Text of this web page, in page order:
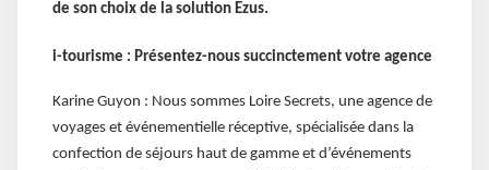
de son choix de la solution Ezus.
i-tourisme : Présentez-nous succinctement votre agence
Karine Guyon : Nous sommes Loire Secrets, une agence de
voyages et événementielle réceptive, spécialisée dans la
confection de séjours haut de gamme et d’événements